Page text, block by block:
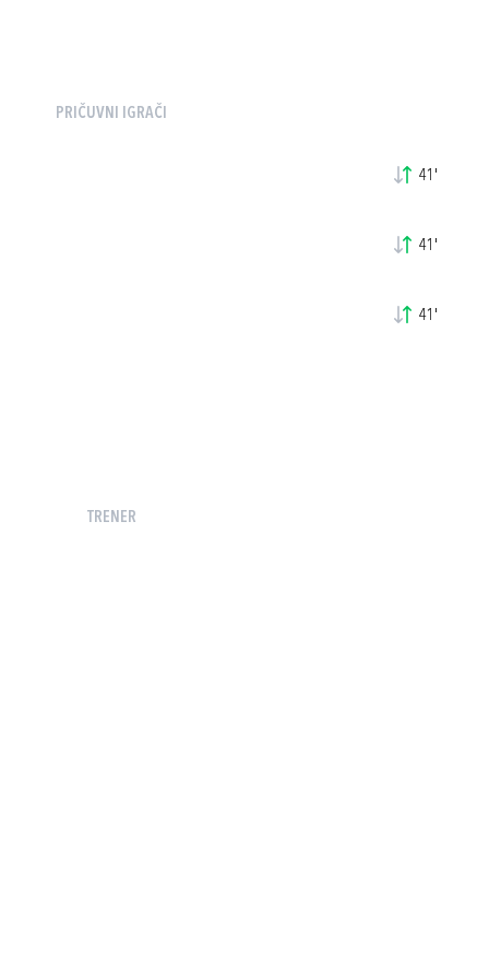
PRIČUVNI IGRAČI
41'
41'
41'
TRENER